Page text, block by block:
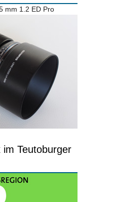
mm 1.2 ED Pro
im Teutoburger